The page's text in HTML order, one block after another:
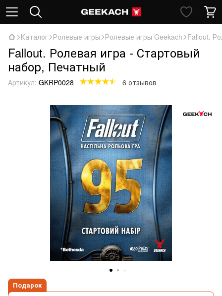
Каталог Ролевые игры Ролевые игры Geekach Fallout.
Fallout. Ролевая игра - Стартовый
набор, Печатный
Артикул: GKRP0028 6 отзывов
Подарок